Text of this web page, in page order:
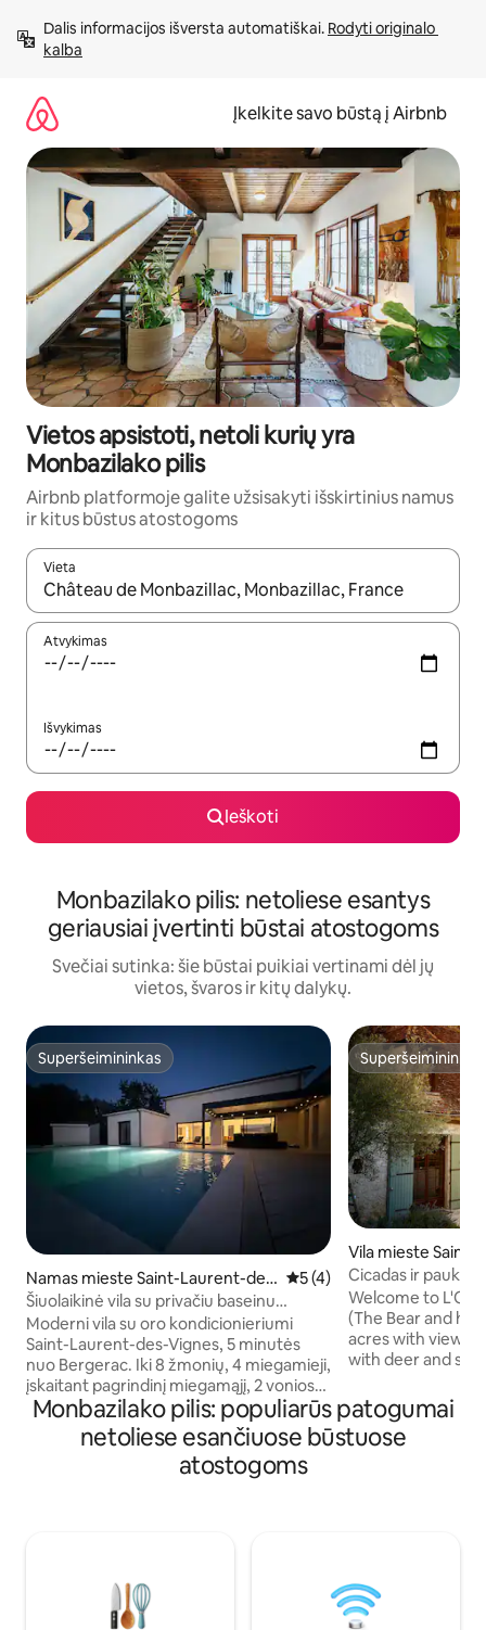
prie
turinio
Dalis informacijos išversta automatiškai. Rodyti originalo
kalba
Įkelkite savo būstą į Airbnb
Vietos apsistoti, netoli kurių yra
Monbazilako pilis
Airbnb platformoje galite užsisakyti išskirtinius namus
ir kitus būstus atostogoms
Vieta
Kai pasirodys paieškos rezultatai, juos naršyti galite
Atvykimas
Išvykimas
Ieškoti
Monbazilako pilis: netoliese esantys
geriausiai įvertinti būstai atostogoms
Svečiai sutinka: šie būstai puikiai vertinami dėl jų
vietos, švaros ir kitų dalykų.
Superšeimininkas
Superšeimininkas
Namas mieste Saint-Laurent-des
-Vignes
Vidutinis įvertinimas: 5 iš
5 (4)
Šiuolaikinė vila su privačiu baseinu
Bergerac
Moderni vila su oro kondicionieriumi
Saint-Laurent-des-Vignes, 5 minutės
nuo Bergerac. Iki 8 žmonių, 4 miegamieji,
įskaitant pagrindinį miegamąjį, 2 vonios
kambariai ir 3 tualetai. Mėgaukitės
privačiu baseinu su 2 m gilumoje esančiu
paplūdimiu, terasa, kepsnine, stalo
vynuogynai.
Superšeimininkas
Superšeimininkas
Vila mieste Saint-
-Labarde
Cicadas ir
besileidžiančioje
Welcome to
(The Bear and his
acres with views
with deer and sanglier. Cool
unwind in the
to know the many
this place home.
Monbazilako pilis: populiarūs patogumai
netoliese esančiuose būstuose
atostogoms